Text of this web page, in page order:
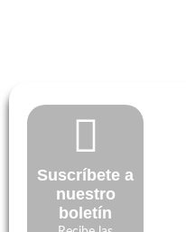
Suscríbete a
nuestro
boletín